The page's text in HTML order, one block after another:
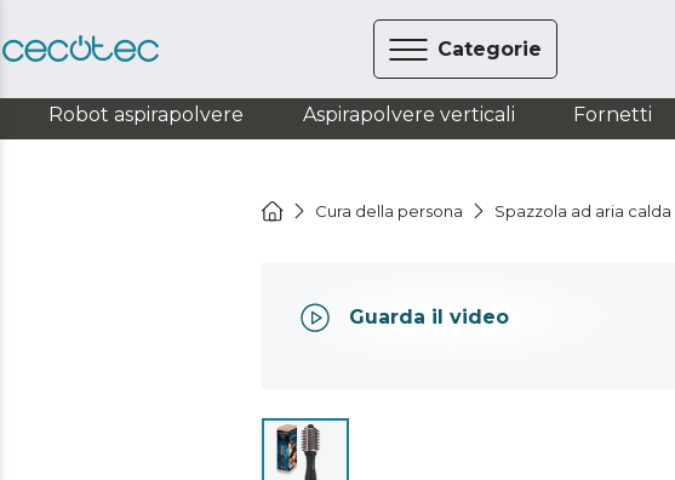
Categorie
Robot aspirapolvere Aspirapolvere verticali Fornetti
Cura della persona Spazzola ad aria calda
Guarda il video